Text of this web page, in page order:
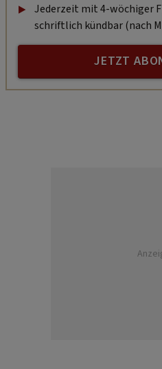
Jederzeit mit 4-wöchiger
schriftlich kündbar (nach
JETZT